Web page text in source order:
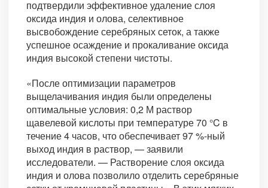
подтвердили эффективное удаление слоя
оксида индия и олова, селективное
высвобождение серебряных сеток, а также
успешное осаждение и прокаливание оксида
индия высокой степени чистоты.
«После оптимизации параметров
выщелачивания индия были определены
оптимальные условия: 0,2 М раствор
щавелевой кислоты при температуре 70 °C в
течение 4 часов, что обеспечивает 97 %-ный
выход индия в раствор, — заявили
исследователи. — Растворение слоя оксида
индия и олова позволило отделить серебряные